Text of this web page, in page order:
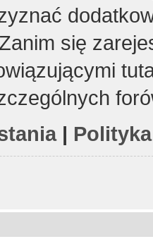
się
|